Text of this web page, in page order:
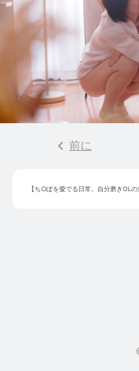
keyboard_arrow_left 前に
【ち○ぽを愛でる日常。自分磨きOL